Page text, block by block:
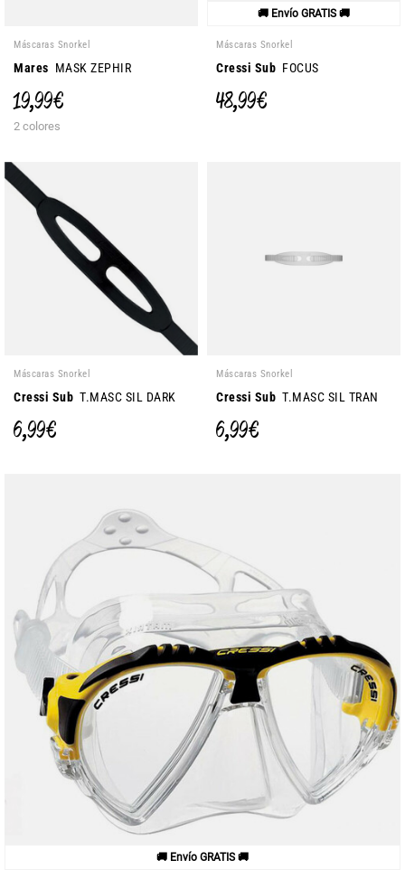
Máscaras Snorkel
Mares MASK ZEPHIR
19,99 €
2 colores
🚚 Envío GRATIS 🚚
Máscaras Snorkel
Cressi Sub FOCUS
48,99 €
Máscaras Snorkel
Cressi Sub T.MASC SIL DARK
6,99 €
Máscaras Snorkel
Cressi Sub T.MASC SIL TRAN
6,99 €
🚚 Envío GRATIS 🚚